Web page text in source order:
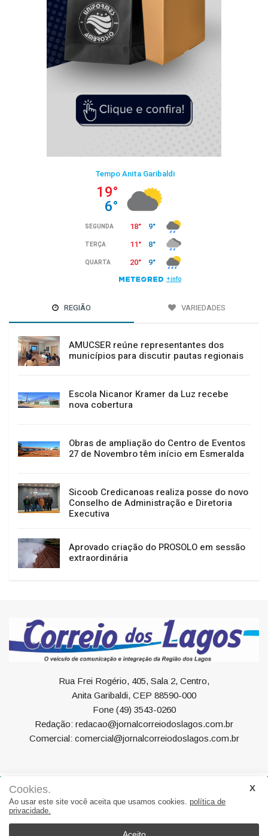
REGIÃO VARIEDADES
AMUCSER reúne representantes dos
municípios para discutir pautas regionais
Escola Nicanor Kramer da Luz recebe
nova cobertura
Obras de ampliação do Centro de Eventos
27 de Novembro têm início em Esmeralda
Sicoob Credicanoas realiza posse do novo
Conselho de Administração e Diretoria
Executiva
Aprovado criação do PROSOLO em sessão
extraordinária
Rua Frei Rogério, 405, Sala 2, Centro,
Anita Garibaldi, CEP 88590-000
Fone (49) 3543-0260
Redação: redacao@jornalcorreiodoslagos.com.br
Comercial: comercial@jornalcorreiodoslagos.com.br
Geral Política Economia Saúde
Variedades
Eventos
Cookies.
Ao usar este site você aceita que usamos cookies. política de
privacidade.